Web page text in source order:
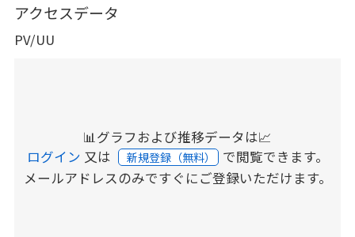
アクセスデータ
PV/UU
📊グラフおよび推移データは📈
ログイン 又は 新規登録（無料） で閲覧できます。
メールアドレスのみですぐにご登録いただけます。